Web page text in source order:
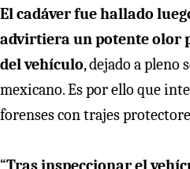
El cadáver fue hallado
advirtiera un potente olor
del vehículo, dejado a pleno
mexicano. Es por ello que
forenses con trajes
“Tras inspeccionar el